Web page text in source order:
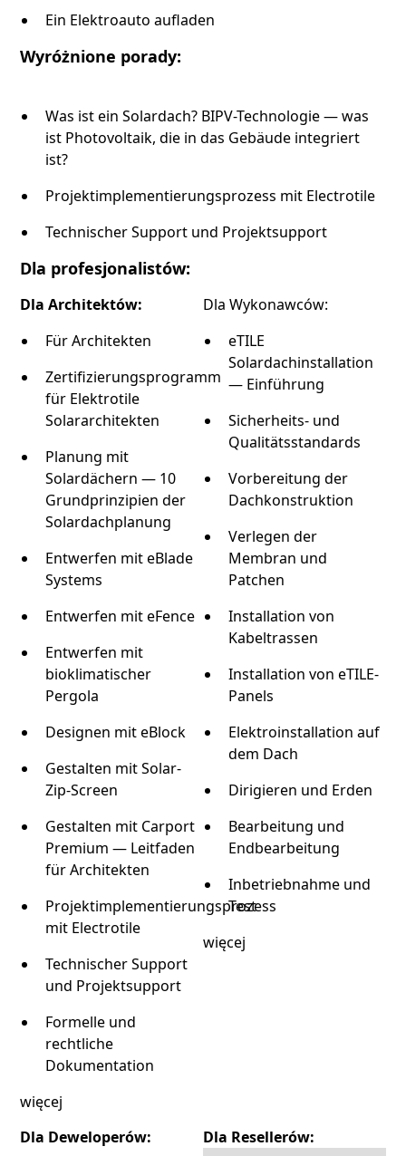
Ein Elektroauto aufladen
Wyróżnione porady:
Was ist ein Solardach? BIPV-Technologie — was
ist Photovoltaik, die in das Gebäude integriert
ist?
Projektimplementierungsprozess mit Electrotile
Technischer Support und Projektsupport
Dla profesjonalistów:
Dla Architektów:
Für Architekten
Zertifizierungsprogramm
für Elektrotile
Solararchitekten
Planung mit
Solardächern — 10
Grundprinzipien der
Solardachplanung
Entwerfen mit eBlade
Systems
Entwerfen mit eFence
Entwerfen mit
bioklimatischer
Pergola
Designen mit eBlock
Gestalten mit Solar-
Zip-Screen
Gestalten mit Carport
Premium — Leitfaden
für Architekten
Projektimplementierungsprozess
mit Electrotile
Technischer Support
und Projektsupport
Formelle und
rechtliche
Dokumentation
więcej
Dla Wykonawców:
eTILE
Solardachinstallation
— Einführung
Sicherheits- und
Qualitätsstandards
Vorbereitung der
Dachkonstruktion
Verlegen der
Membran und
Patchen
Installation von
Kabeltrassen
Installation von eTILE-
Panels
Elektroinstallation auf
dem Dach
Dirigieren und Erden
Bearbeitung und
Endbearbeitung
Inbetriebnahme und
Test
więcej
Dla Deweloperów:
Dla Resellerów: